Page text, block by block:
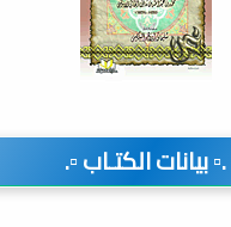
.▫️ بيانات الكتـاب ▫️.